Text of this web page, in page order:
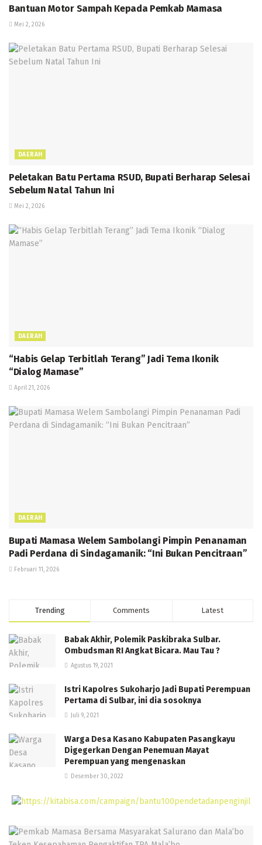
Bantuan Motor Sampah Kepada Pemkab Mamasa
Mei 2, 2026
DAERAH
Peletakan Batu Pertama RSUD, Bupati Berharap Selesai
Sebelum Natal Tahun Ini
Mei 2, 2026
DAERAH
“Habis Gelap Terbitlah Terang” Jadi Tema Ikonik
“Dialog Mamase”
April 21, 2026
DAERAH
Bupati Mamasa Welem Sambolangi Pimpin Penanaman
Padi Perdana di Sindagamanik: “Ini Bukan Pencitraan”
Februari 11, 2026
Trending Comments Latest
Babak Akhir, Polemik Paskibraka Sulbar.
Ombudsman RI Angkat Bicara. Mau Tau ?
Agustus 19, 2021
Istri Kapolres Sukoharjo Jadi Bupati Perempuan
Pertama di Sulbar, ini dia sosoknya
Juli 9, 2021
Warga Desa Kasano Kabupaten Pasangkayu
Digegerkan Dengan Penemuan Mayat
Perempuan yang mengenaskan
Desember 30, 2022